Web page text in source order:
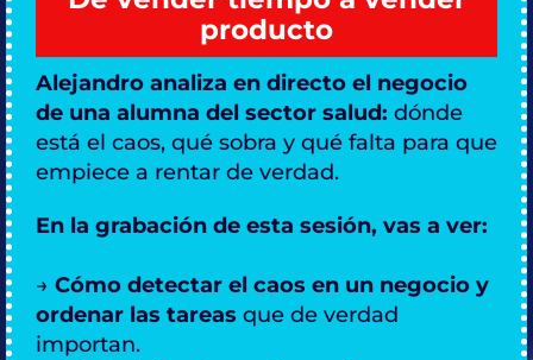
producto
Alejandro analiza en directo el negocio
de una alumna del sector salud: dónde
está el caos, qué sobra y qué falta para que
empiece a rentar de verdad.
En la grabación de esta sesión, vas a ver:
→ Cómo detectar el caos en un negocio y
ordenar las tareas que de verdad
importan.